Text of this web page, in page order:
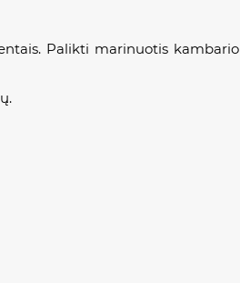
Palikti marinuotis kambario